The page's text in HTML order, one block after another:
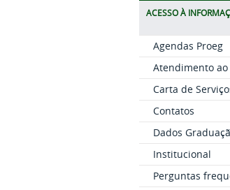
ACESSO À
Agendas Proeg
Atendimento
Carta de
Contatos
Dados
Institucional
Perguntas